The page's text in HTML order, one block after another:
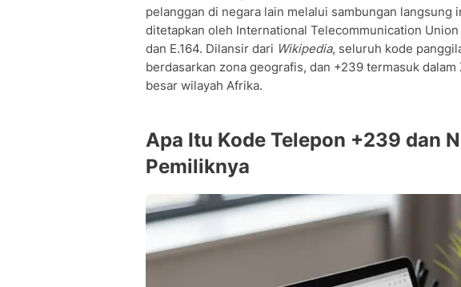
pelanggan di negara lain melalui sambungan langsung
ditetapkan oleh International Telecommunication Union
dan E.164. Dilansir dari Wikipedia, seluruh kode
berdasarkan zona geografis, dan +239 termasuk
besar wilayah Afrika.
Apa Itu Kode Telepon +239 dan
Pemiliknya